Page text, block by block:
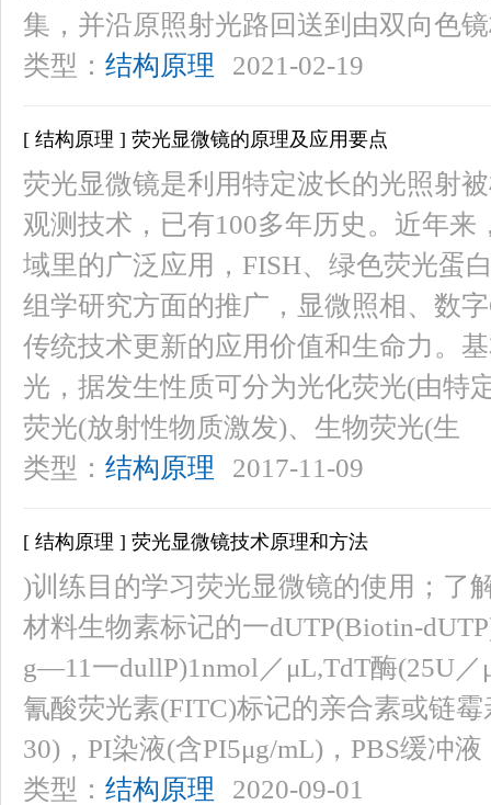
集，并沿原照射光路回送到由双向色
类型： 结构原理 2021-02-19
[ 结构原理 ] 荧光显微镜的原理及应用要点
荧光显微镜是利用特定波长的光照射
观测技术，已有100多年历史。近年
域里的广泛应用，FISH、绿色荧光蛋
组学研究方面的推广，显微照相、数
传统技术更新的应用价值和生命力。
光，据发生性质可分为光化荧光(由特
荧光(放射性物质激发)、生物荧光(生
类型： 结构原理 2017-11-09
[ 结构原理 ] 荧光显微镜技术原理和方法
)训练目的学习荧光显微镜的使用；了
材料生物素标记的一dUTP(Biotin-
g—11一dullP)1nmol／μL,TdT酶(25U
氰酸荧光素(FITC)标记的亲合素或链
30)，PI染液(含PI5μg/mL)，PBS缓冲
类型： 结构原理 2020-09-01